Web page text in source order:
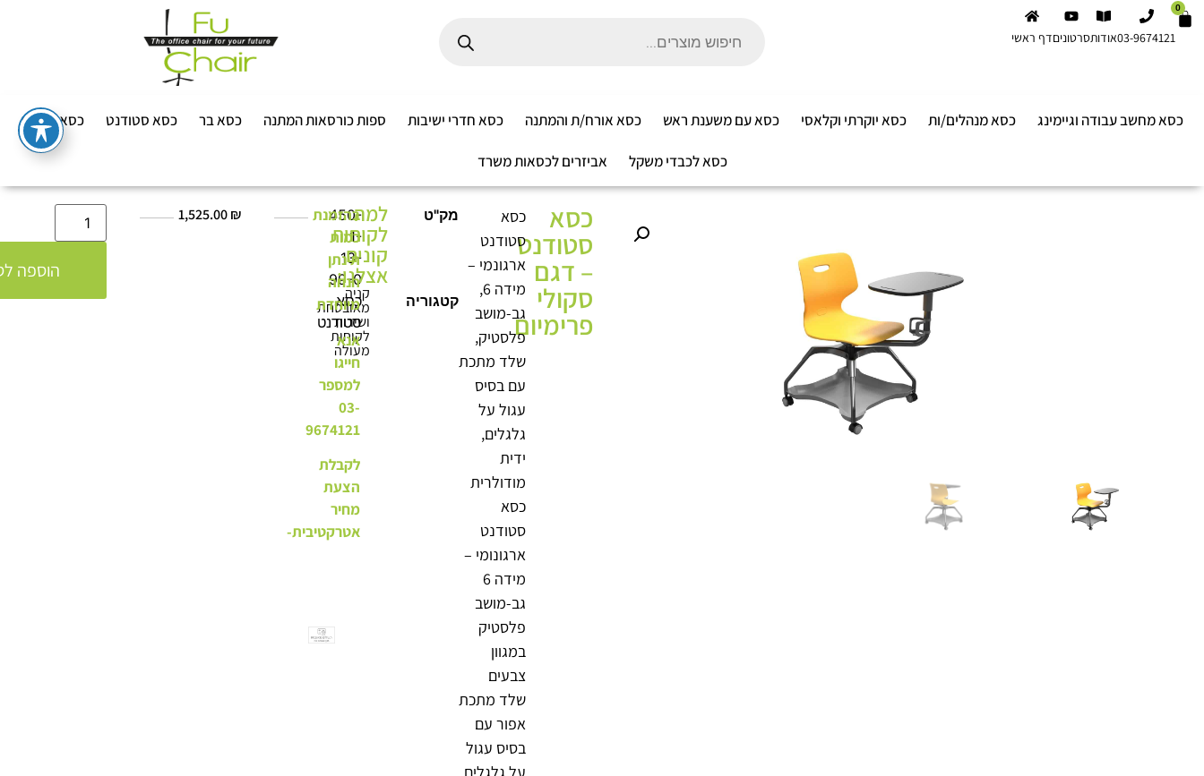
0
03-9674121אודותסרטוניםדף ראשי
כסא מחשב עבודה וגיימינג כסא מנהלים/ות כסא יוקרתי וקלאסי כסא עם משענת ראש כסא אורח/ת והמתנה כסא חדרי ישיבות ספות כורסאות המתנה כסא בר כסא סטודנט כסא שרטט
כסא לכבדי משקל אביזרים לכסאות משרד
כסא
סטודנט
– דגם
סקולי
פרימיום
כסא
סטודנט
ארגונמי –
מידה 6,
גב-מושב
פלסטיק,
שלד מתכת
עם בסיס
עגול על
גלגלים,
ידית
מודולרית
כסא
סטודנט
ארגונומי –
מידה 6
גב-מושב
פלסטיק
במגוון
צבעים
שלד מתכת
אפור עם
בסיס עגול
מק"ט
450-
1-
13-
99-0
קטגוריה
כסא
סטודנט
למה
לקוחות
קונים
אצלנו:
קניה
מאובטחת
ושירות
לקוחות
מעולה
בהזמנת
כמות
תינתן
הנחה
מיוחדת
אנא
חייגו
למספר
03-
9674121
לקבלת
הצעת
מחיר
אטרקטיבית-
1,525.00₪
הוספה